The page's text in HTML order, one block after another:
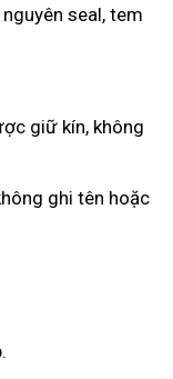
seal, tem
giữ kín, không
ghi tên hoặc